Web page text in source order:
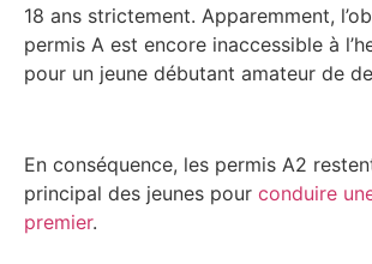
18 ans strictement. Apparemment,
permis A est encore inaccessible à
pour un jeune débutant amateur de
En conséquence, les permis A2
principal des jeunes pour conduire
premier.